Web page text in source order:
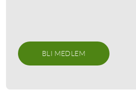
BLI MEDLEM